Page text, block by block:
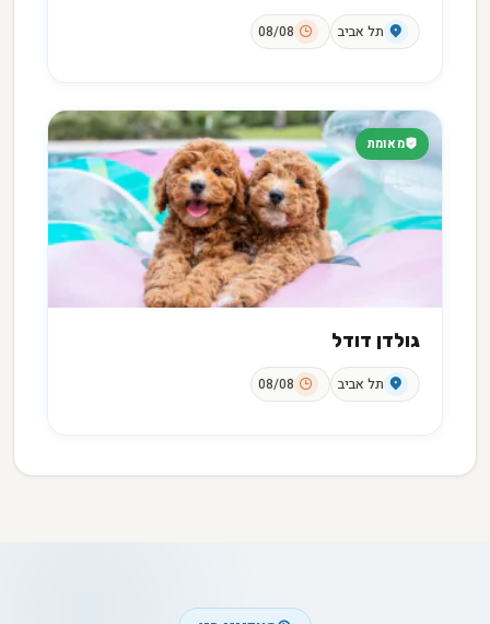
תל אביב 08/08
מאומת
גולדן דודל
תל אביב 08/08